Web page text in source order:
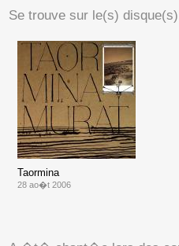
Se trouve sur le(s)
Taormina
28 ao�t 2006